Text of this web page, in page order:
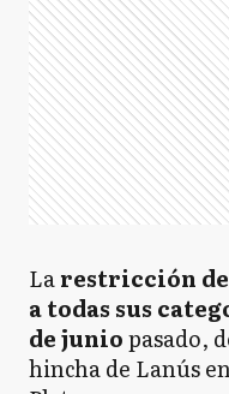
Larestricción de
a todas sus
de juniopasado,
hincha de Lanús